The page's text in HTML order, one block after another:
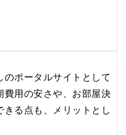
ポータルサイトとして
費用の安さや、お部屋決
る点も、メリットとし